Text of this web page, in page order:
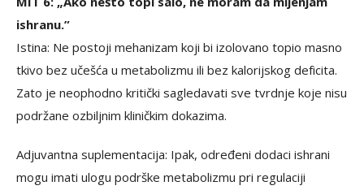
ishranu.”
Istina: Ne postoji mehanizam koji bi izolovano topio masno
tkivo bez učešća u metabolizmu ili bez kalorijskog deficita.
Zato je neophodno kritički sagledavati sve tvrdnje koje nisu
podržane ozbiljnim kliničkim dokazima.
Adjuvantna suplementacija: Ipak, određeni dodaci ishrani
mogu imati ulogu podrške metabolizmu pri regulaciji